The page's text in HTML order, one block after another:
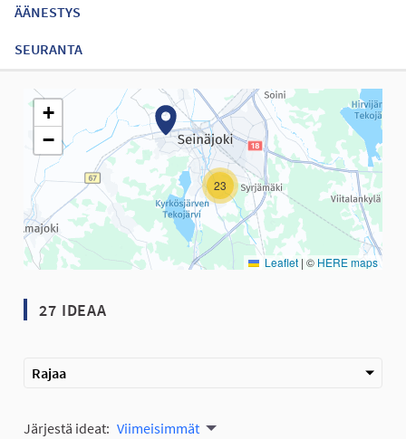
ÄÄNESTYS
SEURANTA
Seuraavassa elementissä on kartta, joka esittää tämän
23
+
−
Leaflet | © HERE maps
27 IDEAA
Rajaa
Järjestä ideat: Viimeisimmät